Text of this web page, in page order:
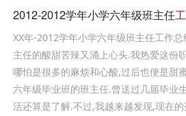
2012-2012学年小学六年级班主任
XX年-2012学年小学六年级班主任工作
主任的酸甜苦辣又涌上心头.我热爱这份
哪怕是很多的麻烦和心酸,过后也便是甜
六年级毕业班的班主任.曾送过几届毕业
活还算是了解.不过,我越来越发现,现在